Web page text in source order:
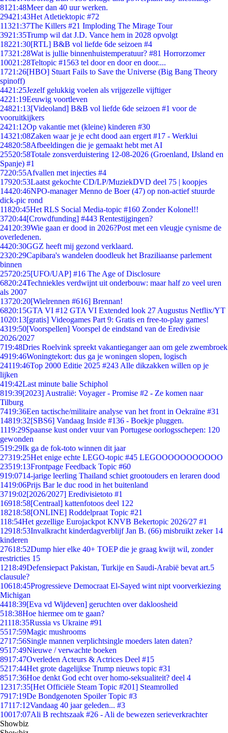
81 21:48Meer dan 40 uur werken.
29421:43Het Atletiektopic #72
11321:37The Killers #21 Imploding The Mirage Tour
3921:35Trump wil dat J.D. Vance hem in 2028 opvolgt
18221:30[RTL] B&B vol liefde 6de seizoen #4
17321:28Wat is jullie binnenhuistemperatuur? #81 Horrorzomer
10021:28Teltopic #1563 tel door en door en door....
1721:26[HBO] Stuart Fails to Save the Universe (Big Bang Theory
spinoff)
4421:25Jezelf gelukkig voelen als vrijgezelle vijftiger
4221:19Eeuwig voortleven
24821:13[Videoland] B&B vol liefde 6de seizoen #1 voor de
vooruitkijkers
2421:12Op vakantie met (kleine) kinderen #30
14321:08Zaken waar je je echt dood aan ergert #17 - Werklui
24820:58Afbeeldingen die je gemaakt hebt met AI
25520:58Totale zonsverduistering 12-08-2026 (Groenland, IJsland en
Spanje) #1
7220:55Afvallen met injecties #4
17920:53Laatst gekochte CD/LP/MuziekDVD deel 75 | koopjes
14420:46NPO-manager Menno de Boer (47) op non-actief stuurde
dick-pic rond
11820:45Het RLS Social Media-topic #160 Zonder Kolonel!!
3720:44[Crowdfunding] #443 Rentestijgingen?
241 20:39Wie gaan er dood in 2026?Post met een vleugje cynisme de
overledenen.
4420:30GGZ heeft mij gezond verklaard.
2320:29Capibara's wandelen doodleuk het Braziliaanse parlement
binnen
25720:25[UFO/UAP] #16 The Age of Disclosure
6820:24Techniekles verdwijnt uit onderbouw: maar half zo veel uren
als 2007
13720:20[Wielrennen #616] Brennan!
6820:15GTA VI #12 GTA VI Extended look 27 Augustus Netflix/YT
1020:13[gratis] Videogames Part 9: Gratis en free-to-play games!
4319:50[Voorspellen] Voorspel de eindstand van de Eredivisie
2026/2027
719:48Dries Roelvink spreekt vakantieganger aan om gele zwembroek
4919:46Woningtekort: dus ga je woningen slopen, logisch
24119:46Top 2000 Editie 2025 #243 Alle dikzakken willen op je
lijken
419:42Last minute balie Schiphol
819:39[2023] Australië: Voyager - Promise #2 - Ze komen naar
Tilburg
7419:36Een tactische/militaire analyse van het front in Oekraïne #31
14819:32[SBS6] Vandaag Inside #136 - Boekje pluggen.
1119:29Spaanse kust onder vuur van Portugese oorlogsschepen: 120
gewonden
519:29Ik ga de fok-toto winnen dit jaar
27319:25Het enige echte LEGO-topic #45 LEGOOOOOOOOOOO
23519:13Frontpage Feedback Topic #60
919:0714-jarige leerling Thailand schiet grootouders en leraren dood
1419:06Prijs Bar le duc rood in het buitenland
3719:02[2026/2027] Eredivisietoto #1
16918:58[Centraal] kattenfotoos deel 122
18218:58[ONLINE] Roddelpraat Topic #21
118:54Het gezellige Eurojackpot KNVB Bekertopic 2026/27 #1
12918:53Invalkracht kinderdagverblijf Jan B. (66) misbruikt zeker 14
kinderen
27618:52Dump hier elke 40+ TOEP die je graag kwijt wil, zonder
restricties 15
1218:49Defensiepact Pakistan, Turkije en Saudi-Arabië bevat art.5
clausule?
10618:45Progressieve Democraat El-Sayed wint nipt voorverkiezing
Michigan
4418:39[Eva vd Wijdeven] geruchten over dakloosheid
518:38Hoe hiermee om te gaan?
21118:35Russia vs Ukraine #91
5517:59Magic mushrooms
2717:56Single mannen verplichtsingle moeders laten daten?
9517:49Nieuwe / verwachte boeken
8917:47Overleden Acteurs & Actrices Deel #15
5217:44Het grote dagelijkse Trump nieuws topic #31
8517:36Hoe denkt God echt over homo-seksualiteit? deel 4
12317:35[Het Officiële Steam Topic #201] Steamrolled
7917:19De Bondgenoten Spoiler Topic #3
17117:12Vandaag 40 jaar geleden... #3
10017:07Ali B rechtszaak #26 - Ali de bewezen serieverkrachter
Showbiz